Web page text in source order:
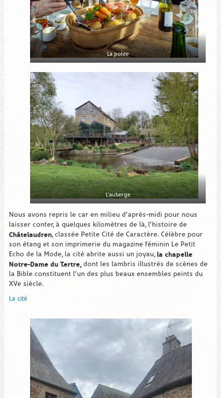
La potée
L’auberge
Nous avons repris le car en milieu d’après-midi pour nous
laisser conter, à quelques kilomètres de là, l’histoire de
Châtelaudren, classée Petite Cité de Caractère. Célèbre pour
son étang et son imprimerie du magazine féminin Le Petit
Echo de la Mode, la cité abrite aussi un joyau, la chapelle
Notre-Dame du Tertre, dont les lambris illustrés de scènes de
la Bible constituent l’un des plus beaux ensembles peints du
XVe siècle.
La cité